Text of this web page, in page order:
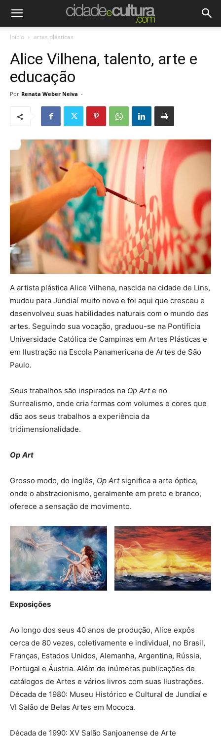
Início artes plásticas
Alice Vilhena, talento, arte e
educação
Por Renata Weber Neiva -
A artista plástica Alice Vilhena, nascida na cidade de Lins,
mudou para Jundiaí muito nova e foi aqui que cresceu e
desenvolveu suas habilidades naturais com o mundo das
artes. Seguindo sua vocação, graduou-se na Pontifícia
Universidade Católica de Campinas em Artes Plásticas e
em Ilustração na Escola Panamericana de Artes de São
Paulo.
Seus trabalhos são inspirados na Op Arte no
Surrealismo, onde cria formas com volumes e cores que
dão aos seus trabalhos a experiência da
tridimensionalidade.
Op Art
Grosso modo, do inglês, Op Artsignifica a arte óptica,
onde o abstracionismo, geralmente em preto e branco,
oferece a sensação de movimento.
Exposições
Ao longo dos seus 40 anos de produção, Alice expôs
cerca de 80 vezes, coletivamente e individual, no Brasil,
Franças, Estados Unidos, Alemanha, Argentina, Rússia,
Portugal e Áustria. Além de inúmeras publicações de
catálogos de Artes e vários livros com suas Ilustrações.
Década de 1980: Museu Histórico e Cultural de Jundiaí e
VI Salão de Belas Artes em Mococa.
Década de 1990: XV Salão Sanjoanense de Arte